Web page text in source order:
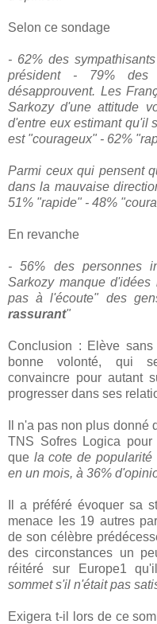
Selon ce sondage
- 62% des
président - 79% des
désapprouvent. Les
Sarkozy d'une attitude
d'entre eux estimant qu'il
est "courageux" - 62%
Parmi ceux qui pensent
dans la mauvaise
51% "rapide" - 48%
En revanche
- 56% des personnes
Sarkozy manque d'idées
pas à l'écoute" des
rassurant"
Conclusion : Elève
bonne volonté, qui
convaincre pour autant
progresser dans ses
Il n'a pas non plus donné
TNS Sofres Logica
que la cote de
en un mois, à 36%
Il a préféré évoquer sa
menace les 19 autres
de son célèbre
des circonstances un
réitéré sur Europe1
sommet s'il n'était pas
Exigera t-il lors de ce